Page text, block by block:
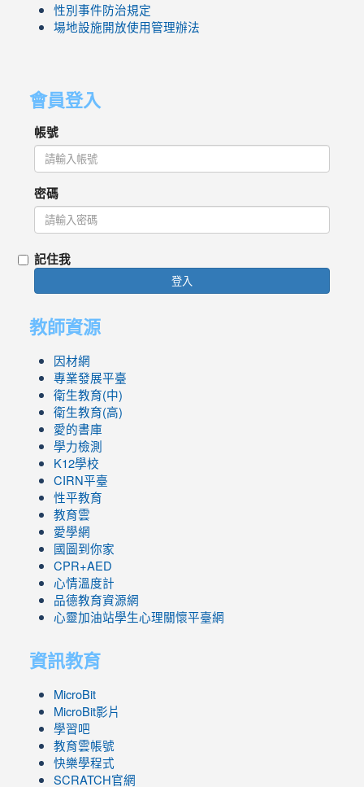
性別事件防治規定
場地設施開放使用管理辦法
會員登入
帳號
密碼
記住我
登入
教師資源
因材網
專業發展平臺
衛生教育(中)
衛生教育(高)
愛的書庫
學力檢測
K12學校
CIRN平臺
性平教育
教育雲
愛學網
國圖到你家
CPR+AED
心情溫度計
品德教育資源網
心靈加油站學生心理關懷平臺網
資訊教育
MicroBit
MicroBit影片
學習吧
教育雲帳號
快樂學程式
SCRATCH官網